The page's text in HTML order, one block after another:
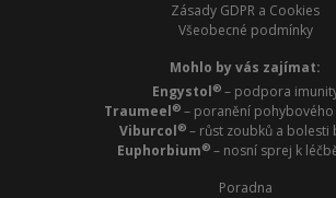
Zásady GDPR a Cookies
Všeobecné podmínky
Mohlo by vás zajímat:
Engystol® – podpora
Traumeel® – poranění
Viburcol® – růst zoubků a bolesti
Euphorbium® – nosní sprej k
Poradna